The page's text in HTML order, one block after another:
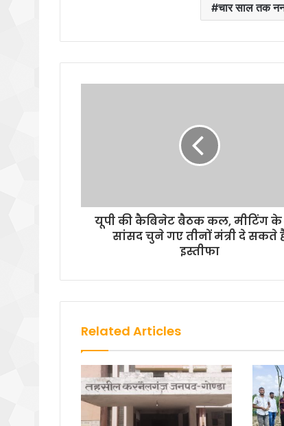
चार साल तक
यूपी की कैबिनेट बैठक कल, मीटिंग के
सांसद चुने गए तीनों मंत्री दे सकते
इस्तीफा
Related Articles